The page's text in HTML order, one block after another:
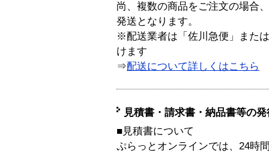
尚、複数の商品をご注文の場合
発送となります。
※配送業者は「佐川急便」また
けます
⇒配送について詳しくはこちら
見積書・請求書・納品書等の
■見積書について
ぷらっとオンラインでは、24時